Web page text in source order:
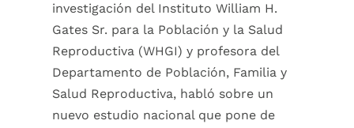
investigación del Instituto William H.
Gates Sr. para la Población y la Salud
Reproductiva (WHGI) y profesora del
Departamento de Población, Familia y
Salud Reproductiva, habló sobre un
nuevo estudio nacional que pone de